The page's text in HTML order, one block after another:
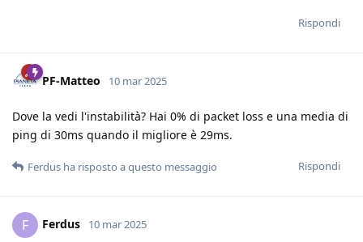
Rispondi
PF-Matteo 10 mar 2025
Dove la vedi l'instabilità? Hai 0% di packet loss e una media di
ping di 30ms quando il migliore è 29ms.
Rispondi
Ferdus ha risposto a questo messaggio
F Ferdus 10 mar 2025